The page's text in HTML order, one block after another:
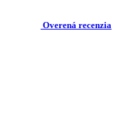
Overená recenzia